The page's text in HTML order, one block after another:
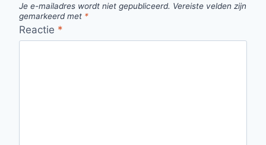
Je e-mailadres wordt niet gepubliceerd. Vereiste velden zijn
gemarkeerd met *
Reactie *